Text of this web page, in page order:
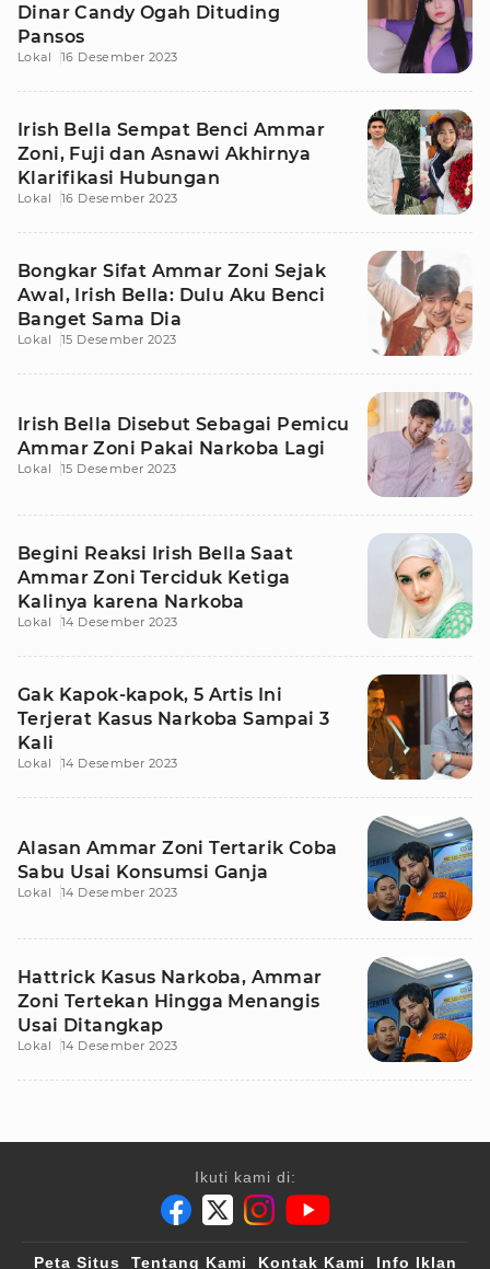
Dinar Candy Ogah Dituding
Pansos
Lokal 16 Desember 2023
Irish Bella Sempat Benci Ammar
Zoni, Fuji dan Asnawi Akhirnya
Klarifikasi Hubungan
Lokal 16 Desember 2023
Bongkar Sifat Ammar Zoni Sejak
Awal, Irish Bella: Dulu Aku Benci
Banget Sama Dia
Lokal 15 Desember 2023
Irish Bella Disebut Sebagai Pemicu
Ammar Zoni Pakai Narkoba Lagi
Lokal 15 Desember 2023
Begini Reaksi Irish Bella Saat
Ammar Zoni Terciduk Ketiga
Kalinya karena Narkoba
Lokal 14 Desember 2023
Gak Kapok-kapok, 5 Artis Ini
Terjerat Kasus Narkoba Sampai 3
Kali
Lokal 14 Desember 2023
Alasan Ammar Zoni Tertarik Coba
Sabu Usai Konsumsi Ganja
Lokal 14 Desember 2023
Hattrick Kasus Narkoba, Ammar
Zoni Tertekan Hingga Menangis
Usai Ditangkap
Lokal 14 Desember 2023
Ikuti kami di:
Peta Situs Tentang Kami Kontak Kami Info Iklan